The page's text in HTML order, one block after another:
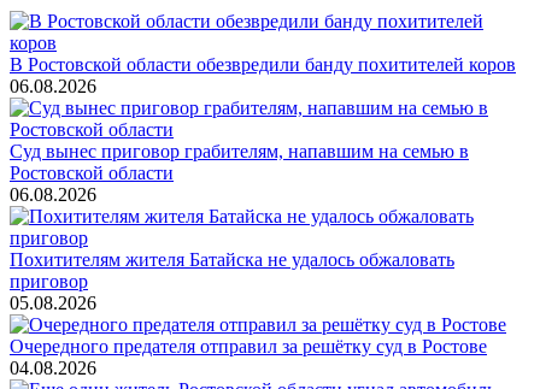
В Ростовской области обезвредили банду похитителей коров
06.08.2026
Суд вынес приговор грабителям, напавшим на семью в
Ростовской области
06.08.2026
Похитителям жителя Батайска не удалось обжаловать
приговор
05.08.2026
Очередного предателя отправил за решётку суд в Ростове
04.08.2026